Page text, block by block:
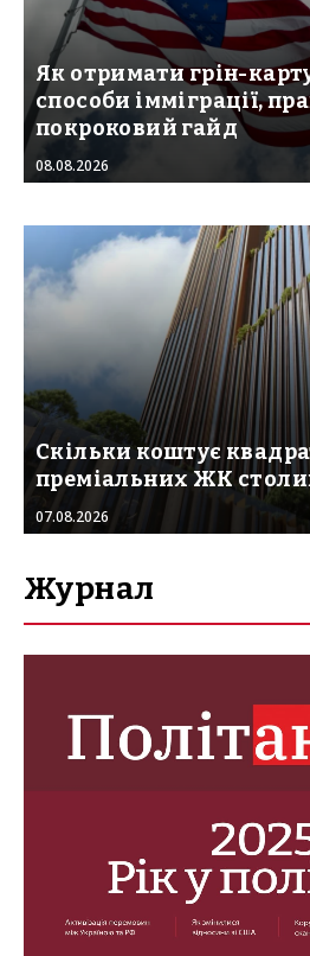
Як отримати грін-
способи імміграції,
покроковий гайд
08.08.2026
Скільки коштує
преміальних ЖК
07.08.2026
Журнал